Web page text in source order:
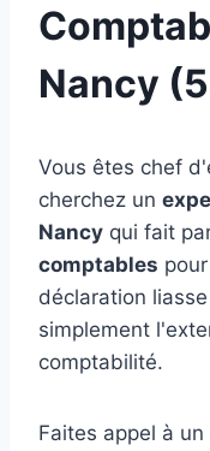
Nancy
Vous êtes chef
cherchez un
Nancy qui fait
comptables
déclaration
simplement
comptabilité.
Faites appel à un